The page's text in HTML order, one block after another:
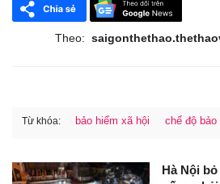
Theo:
Từ khóa: bảo hiểm xã hội chế độ
Hà Nội